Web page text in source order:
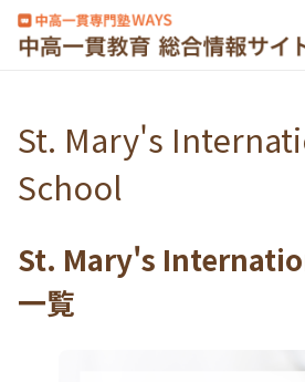
St. Mary's
School
St. Mary's
一覧